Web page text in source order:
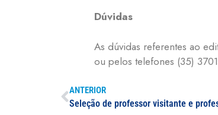
Dúvidas
As dúvidas referentes ao
ou pelos telefones (35)
ANTERIOR